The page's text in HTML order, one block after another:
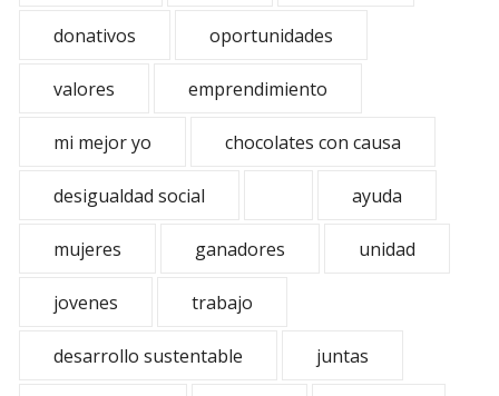
donativos oportunidades
valores emprendimiento
mi mejor yo chocolates con causa
desigualdad social ayuda
mujeres ganadores unidad
jovenes trabajo
desarrollo sustentable juntas